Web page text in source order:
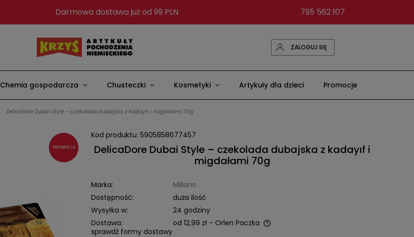
Darmowa dostawa już od 99 PLN 795 562 107
ZALOGUJ SIĘ
Chemia gospodarcza Chusteczki Kosmetyki Artykuły dla dzieci Promocje
DelicaDore Dubai Style – czekolada dubajska z kadayıf i migdałami 70g
PROMOCJA
Kod produktu: 5905858677457
DelicaDore Dubai Style – czekolada dubajska z kadayıf i
migdałami 70g
Marka:
Millano
Dostępność:
duża ilość
Wysyłka w:
24 godziny
Dostawa:
od 12,99 zł - Orlen Paczka
sprawdź formy dostawy